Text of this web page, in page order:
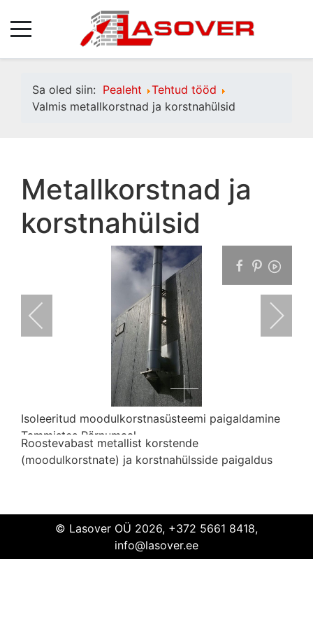
Sa oled siin: Pealeht
Tehtud tööd
Valmis metallkorstnad ja korstnahülsid
Metallkorstnad ja
korstnahülsid
Isoleeritud moodulkorstnasüsteemi paigaldamine
Tammistes Pärnumaal
Isoleeritud moodulkorstnasüsteem paigaldamine
Roostevabast metallist korstende
(moodulkorstnate) ja korstnahülsside paigaldus
© Lasover OÜ 2026, +372 5661 8418,
info@lasover.ee